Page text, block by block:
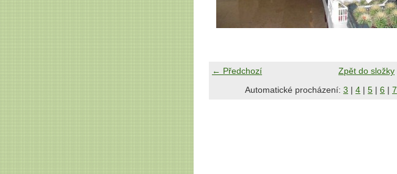
← Předchozí
Zpět do složky
Automatické procházení: 3 | 4 | 5 | 6 | 7